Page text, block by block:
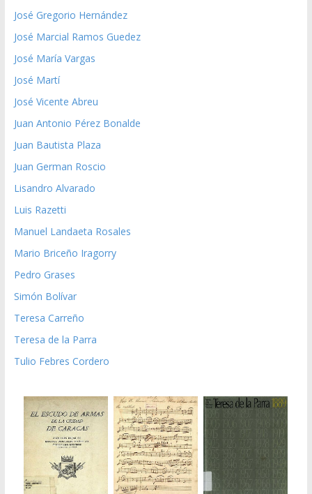
José Gregorio Hernández
José Marcial Ramos Guedez
José María Vargas
José Martí
José Vicente Abreu
Juan Antonio Pérez Bonalde
Juan Bautista Plaza
Juan German Roscio
Lisandro Alvarado
Luis Razetti
Manuel Landaeta Rosales
Mario Briceño Iragorry
Pedro Grases
Simón Bolívar
Teresa Carreño
Teresa de la Parra
Tulio Febres Cordero